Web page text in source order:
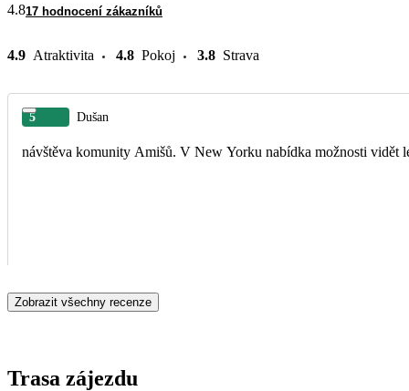
4.817 hodnocení zákazníků
4.9 Atraktivita 4.8 Pokoj 3.8 Strava
5 Dušan
návštěva komunity Amišů. V New Yorku nabídka možnosti
Zobrazit všechny recenze
Trasa zájezdu